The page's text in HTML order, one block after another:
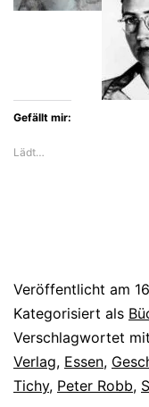
all
Dimensionen
Gefällt mir:
Lädt…
Veröffentlicht am
Kategorisiert als
Verschlagwortet mit
Verlag, Essen,
Tichy, Peter Robb,